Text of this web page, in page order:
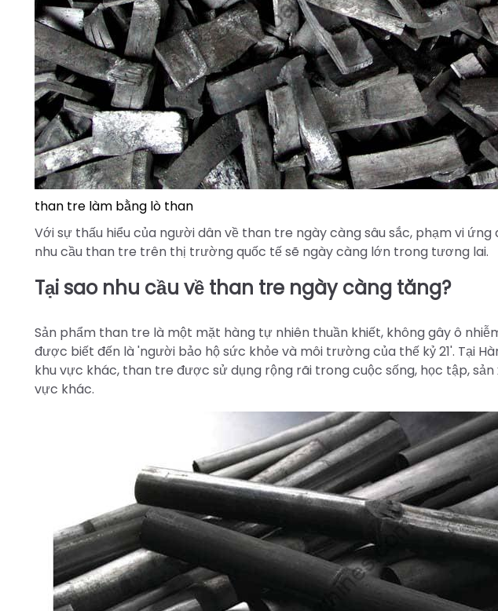
than tre làm bằng lò than
Với sự thấu hiểu của người dân về than tre ngày càng sâu sắc, phạm vi
nhu cầu than tre trên thị trường quốc tế sẽ ngày càng lớn trong tương lai.
Tại sao nhu cầu về than tre ngày càng tăng?
Sản phẩm than tre là một mặt hàng tự nhiên thuần khiết, không gây ô
được biết đến là 'người bảo hộ sức khỏe và môi trường của thế kỷ 21'. Tại
khu vực khác, than tre được sử dụng rộng rãi trong cuộc sống, học tập,
vực khác.